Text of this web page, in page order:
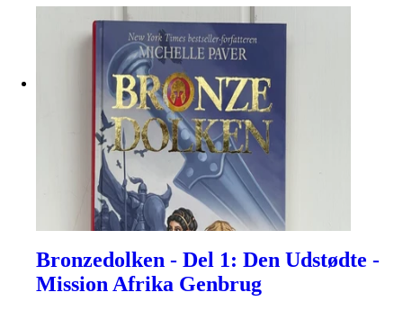
Bronzedolken - Del 1: Den Udstødte -
Mission Afrika Genbrug